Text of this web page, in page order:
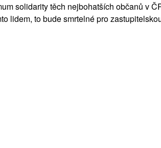
solidarity těch nejbohatších občanů v
lidem, to bude smrtelné pro